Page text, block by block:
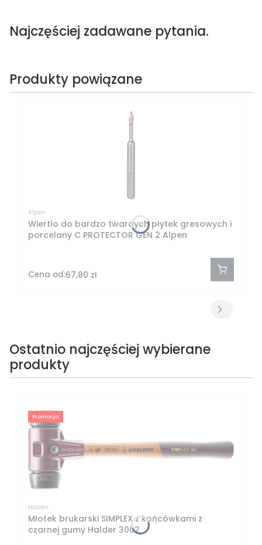
Najczęściej zadawane pytania.
Produkty powiązane
Alpen
Wiertło do bardzo twardych płytek gresowych i
porcelany C PROTECTOR GEN 2 Alpen
Cena od:67,80 zł
Ostatnio najczęściej wybierane
produkty
Promocja
Halder
Młotek brukarski SIMPLEX z końcówkami z
czarnej gumy Halder 3002